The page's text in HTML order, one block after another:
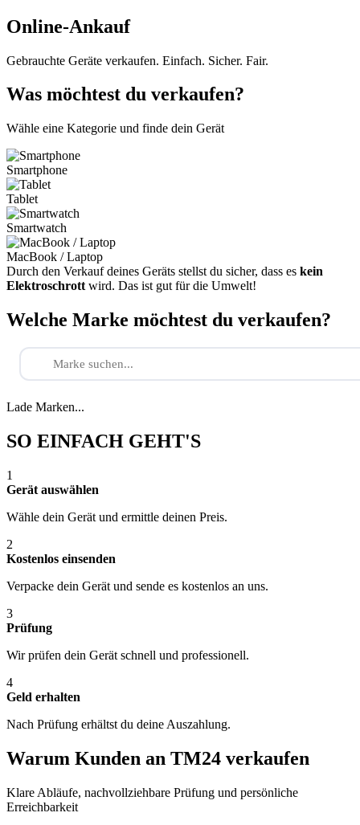
Online-Ankauf
Gebrauchte Geräte verkaufen. Einfach. Sicher. Fair.
Was möchtest du verkaufen?
Wähle eine Kategorie und finde dein Gerät
Smartphone
Tablet
Smartwatch
MacBook / Laptop
Durch den Verkauf deines Geräts stellst du sicher, dass es kein
Elektroschrott wird. Das ist gut für die Umwelt!
Welche Marke möchtest du verkaufen?
Lade Marken...
SO EINFACH GEHT'S
1
Gerät auswählen
Wähle dein Gerät und ermittle deinen Preis.
2
Kostenlos einsenden
Verpacke dein Gerät und sende es kostenlos an uns.
3
Prüfung
Wir prüfen dein Gerät schnell und professionell.
4
Geld erhalten
Nach Prüfung erhältst du deine Auszahlung.
Warum Kunden an TM24 verkaufen
Klare Abläufe, nachvollziehbare Prüfung und persönliche
Erreichbarkeit